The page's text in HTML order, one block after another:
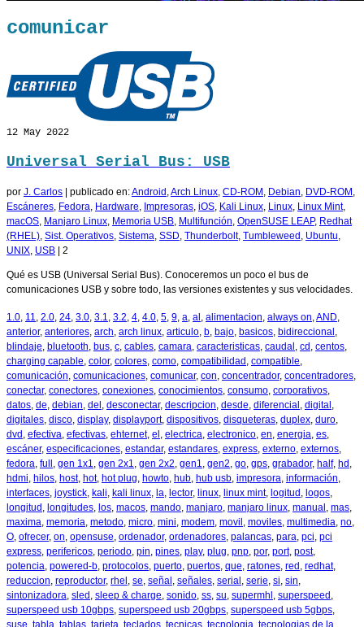
comunicar
12 May 2022
Universal Serial Bus: USB
por J. Carlos publicado en:Android ,Arch Linux, CD-ROM , Debian, DVD-ROM ,
Escáneres, Fedora, Hardware, Impresoras, iOS, Kali Linux, Linux, Linux Mint,
macOS, Manjaro Linux, Memoria USB, Multifunción, OpenSUSE LEAP, Redhat
(RHEL), Sist. Operativos, Sistema, SSD, Thunderbolt, Tumbleweed , Ubuntu,
UNIX, USB 2
Qué es USB (Universal Serial Bus). Conoceremos un poco el bus de
comunicaciones USB y sobre todo, las versiones existentes y sus velocidades.
1.0, 11, 2.0, 24, 3.0, 3.1, 3.2, 4, 4.0, 5, 9, a, al , alimentacion, always on,AND,
anterior, anteriores, arch, arch linux, articulo, b, bajo, basicos, bidireccional ,
blindaje, bluetooth, bus, c, cables, camara, caracteristicas, caudal , cd , centos,
charging capable, color, colores, como, compatibilidad , compatible,
comunicación, comunicaciones, comunicar, con, concentrador, concentradores,
conectar, conectores, conexiones, conocimientos, consumo, corporativos,
datos, de, debian, del , desconectar, descripcion, desde, diferencial , digital ,
digitales, disco, display, displayport, dispositivos, disqueteras, duplex, duro,
dvd , efectiva, efectivas, ehternet, el , electrica, electronico, en, energia, es,
escáner, especificaciones, estandar, estandares, express, externo, externos,
fedora, full , gen 1x1, gen 2x1, gen 2x2, gen1, gen2, go, gps, grabador, half, hd ,
hdmi, hilos, host, hot, hot plug, howto, hub, hub usb, impresora, información,
interfaces, joystick, kali, kali linux, la, lector, linux, linux mint, logitud , logos,
longitud , longitudes, los, macos, mando, manjaro, manjaro linux, manual , mas,
maxima, memoria, metodo, micro, mini, modem, movil , moviles, multimedia, no,
O, ofrecer, on, opensuse, ordenador, ordenadores, palancas, para, pci, pci
express, perifericos, periodo, pin, pines, play, plug, pnp, por, port, post,
potencia, powered-b, protocolos, puerto, puertos, que, ratones, red , redhat,
reduccion, reproductor, rhel , se, señal , señales, serial , serie, si, sin,
sintonizadora, sled , sleep & charge, sonido, ss, su, supermhl , superspeed ,
superspeed usb 10gbps, superspeed usb 20gbps, superspeed usb 5gbps,
suse tabla tablas tarjeta teclados tecnicas tecnologia tecnologias de la